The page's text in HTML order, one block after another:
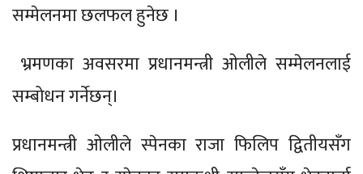
सम्मेलनमा छलफल हुनेछ ।
भ्रमणका अवसरमा प्रधानमन्त्री ओलीले सम्मेलनलाई
सम्बोधन गर्नेछन्।
प्रधानमन्त्री ओलीले स्पेनका राजा फिलिप द्वितीयसँग